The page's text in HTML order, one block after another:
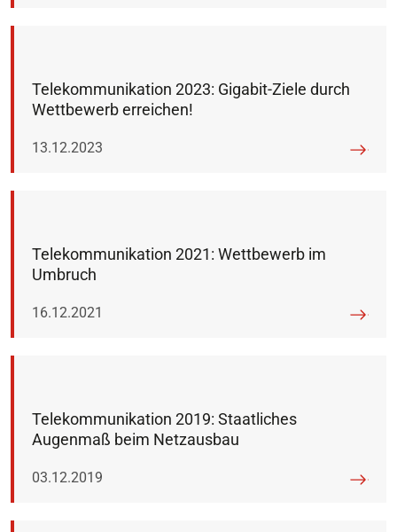
Telekommunikation 2023: Gigabit-Ziele durch
Wettbewerb erreichen!
Veröffentlicht am:
13.12.2023
Telekommunikation 2021: Wettbewerb im
Umbruch
Veröffentlicht am:
16.12.2021
Telekommunikation 2019: Staatliches
Augenmaß beim Netzausbau
Veröffentlicht am:
03.12.2019